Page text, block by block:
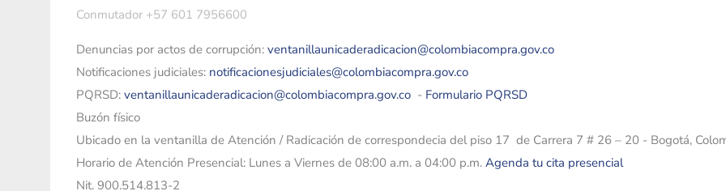
Conmutador +57 601 7956600
Denuncias por actos de corrupción: ventanillaunicaderadicacion@colombiacompra.gov.co
Notificaciones judiciales: notificacionesjudiciales@colombiacompra.gov.co
PQRSD: ventanillaunicaderadicacion@colombiacompra.gov.co - Formulario PQRSD
Buzón físico
Ubicado en la ventanilla de Atención / Radicación de correspondecia del piso 17 de Carrera 7 # 26 – 20 - Bogotá,
Horario de Atención Presencial: Lunes a Viernes de 08:00 a.m. a 04:00 p.m. Agenda tu cita presencial
Nit. 900.514.813-2